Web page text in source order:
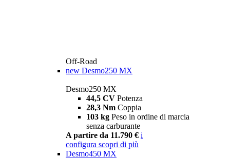
Off-Road
new Desmo250 MX
Desmo250 MX
44,5 CV Potenza
28,3 Nm Coppia
103 kg Peso in ordine di marcia
senza carburante
A partire da 11.790 € i
configura scopri di più
Desmo450 MX